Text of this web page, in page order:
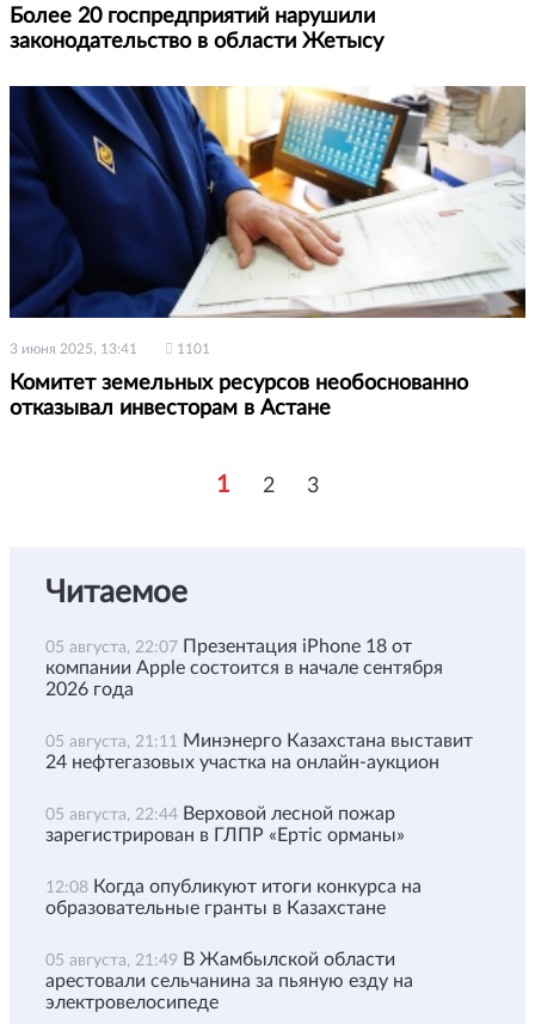
Более 20 госпредприятий нарушили
законодательство в области Жетысу
3 июня 2025, 13:41 1101
Комитет земельных ресурсов необоснованно
отказывал инвесторам в Астане
1 2 3
Читаемое
05 августа, 22:07 Презентация iPhone 18 от
компании Apple состоится в начале сентября
2026 года
05 августа, 21:11
Минэнерго Казахстана выставит
24 нефтегазовых участка на онлайн-аукцион
05 августа, 22:44 Верховой лесной пожар
зарегистрирован в ГЛПР «Ертіс орманы»
12:08 Когда опубликуют итоги конкурса на
образовательные гранты в Казахстане
05 августа, 21:49 В Жамбылской области
арестовали сельчанина за пьяную езду на
электровелосипеде